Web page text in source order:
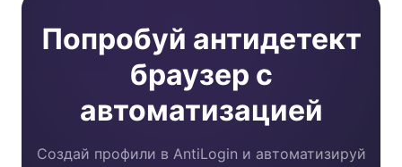
Попробуй антидетект
браузер с
автоматизацией
Создай профили в AntiLogin и автоматизируй